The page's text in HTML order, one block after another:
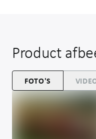
Product
FOTO'S